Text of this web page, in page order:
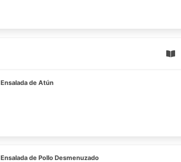
Ensalada de Atún
Ensalada de Pollo Desmenuzado